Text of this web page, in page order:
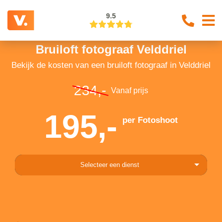
9.5
Bruiloft fotograaf Velddriel
Bekijk de kosten van een bruiloft fotograaf in Velddriel
234,- Vanaf prijs
195,- per Fotoshoot
Selecteer een dienst